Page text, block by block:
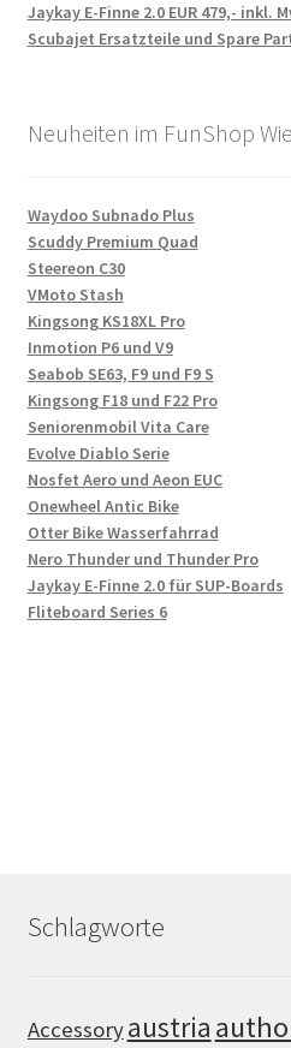
Jaykay E-Finne 2.0 EUR 479,- inkl.
Scubajet Ersatzteile und Spare
Neuheiten im FunShop
Waydoo Subnado Plus
Scuddy Premium Quad
Steereon C30
VMoto Stash
Kingsong KS18XL Pro
Inmotion P6 und V9
Seabob SE63, F9 und F9 S
Kingsong F18 und F22 Pro
Seniorenmobil Vita Care
Evolve Diablo Serie
Nosfet Aero und Aeon EUC
Onewheel Antic Bike
Otter Bike Wasserfahrrad
Nero Thunder und Thunder Pro
Jaykay E-Finne 2.0 für SUP-Boards
Fliteboard Series 6
Schlagworte
Accessoryaustria